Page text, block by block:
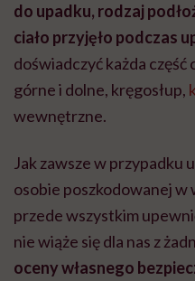
do upadku, rodzaj
ciało przyjęło podczas
doświadczyć każda część
górne i dolne, kręgosłup,
wewnętrzne.
Jak zawsze w przypadku
osobie poszkodowanej w
przede wszystkim
nie wiąże się dla nas z
oceny własnego